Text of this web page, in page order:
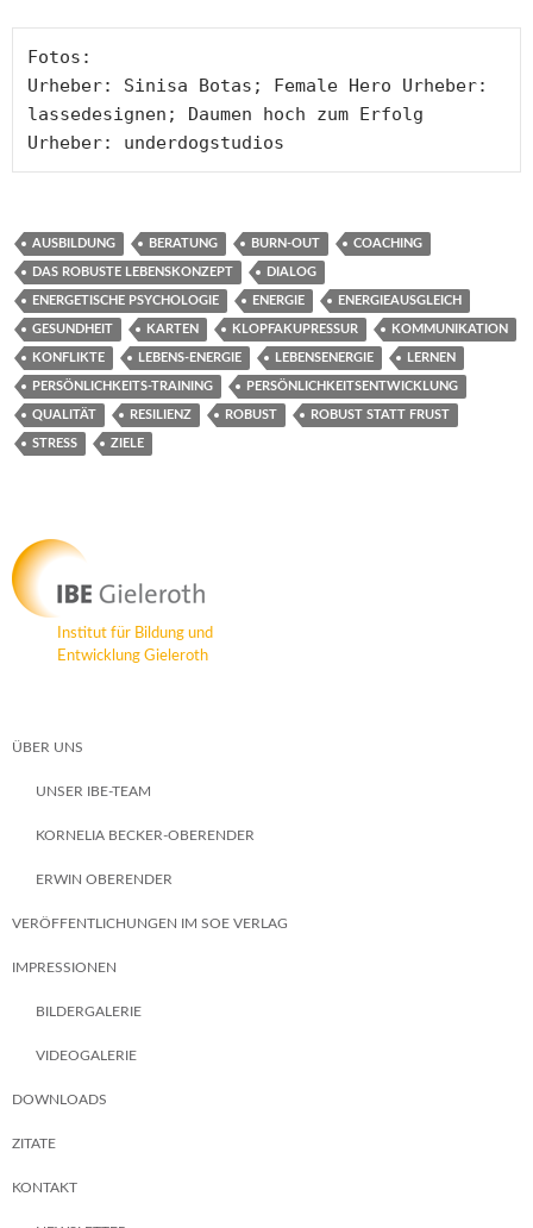
Fotos:
Urheber: Sinisa Botas; Female Hero Urheber:
lassedesignen; Daumen hoch zum Erfolg
Urheber: underdogstudios
AUSBILDUNG BERATUNG BURN-OUT COACHING
DAS ROBUSTE LEBENSKONZEPT DIALOG
ENERGETISCHE PSYCHOLOGIE ENERGIE ENERGIEAUSGLEICH
GESUNDHEIT KARTEN KLOPFAKUPRESSUR KOMMUNIKATION
KONFLIKTE LEBENS-ENERGIE LEBENSENERGIE LERNEN
PERSÖNLICHKEITS-TRAINING PERSÖNLICHKEITSENTWICKLUNG
QUALITÄT RESILIENZ ROBUST ROBUST STATT FRUST
STRESS ZIELE
Institut für Bildung und
Entwicklung Gieleroth
ÜBER UNS
UNSER IBE-TEAM
KORNELIA BECKER-OBERENDER
ERWIN OBERENDER
VERÖFFENTLICHUNGEN IM SOE VERLAG
IMPRESSIONEN
BILDERGALERIE
VIDEOGALERIE
DOWNLOADS
ZITATE
KONTAKT